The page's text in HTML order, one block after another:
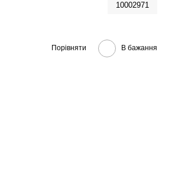
10002971
Порівняти В бажання